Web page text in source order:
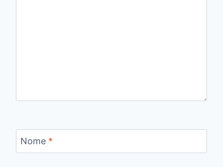
Nome *